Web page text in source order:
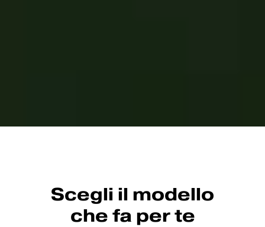
Scegli il modello
che fa per te